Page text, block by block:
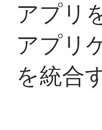
アプリ
アプリ
を統合